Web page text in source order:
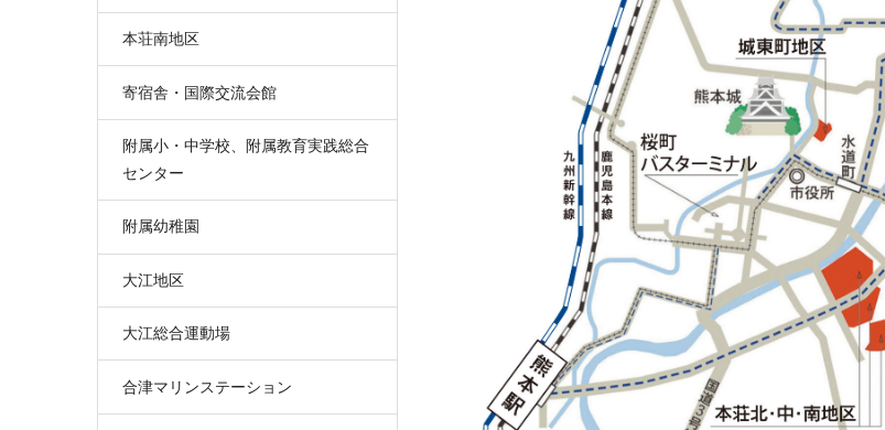
本荘南地区
寄宿舎・国際交流会館
附属小・中学校、附属教育実践総合
センター
附属幼稚園
大江地区
大江総合運動場
合津マリンステーション